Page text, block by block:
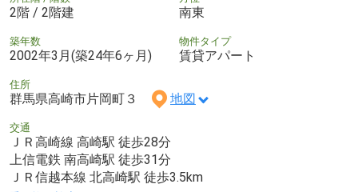
2階 / 2階建 南東
築年数
2002年3月(築24年6ヶ月)
物件タイプ
賃貸アパート
住所
群馬県高崎市片岡町３ 地図
交通
ＪＲ高崎線 高崎駅 徒歩28分
上信電鉄 南高崎駅 徒歩31分
ＪＲ信越本線 北高崎駅 徒歩3.5km